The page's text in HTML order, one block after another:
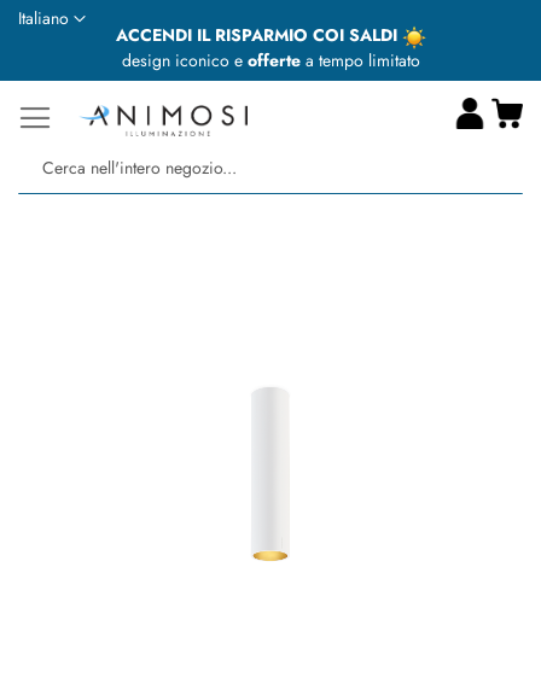
ACCENDI IL RISPARMIO COI SALDI
design iconico e offertea tempo limitato
Lingua
Italiano